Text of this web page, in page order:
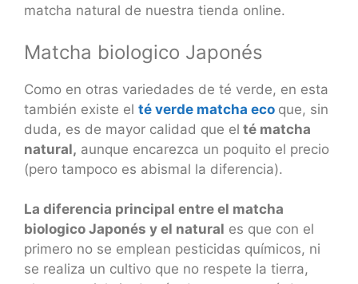
matcha natural de nuestra tienda online.
Matcha biologico Japonés
Como en otras variedades de té verde, en esta
también existe el té verde matcha eco que, sin
duda, es de mayor calidad que el té matcha
natural, aunque encarezca un poquito el precio
(pero tampoco es abismal la diferencia).
La diferencia principal entre el matcha
biologico Japonés y el natural es que con el
primero no se emplean pesticidas químicos, ni
se realiza un cultivo que no respete la tierra,